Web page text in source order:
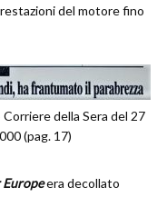
del motore fino
della Sera del 27
(pag. 17)
era decollato